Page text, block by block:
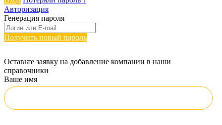
Авторизация
Генерация пароля
Получить новый пароль
Оставьте заявку на добавление компании в наши
справочники
Ваше имя